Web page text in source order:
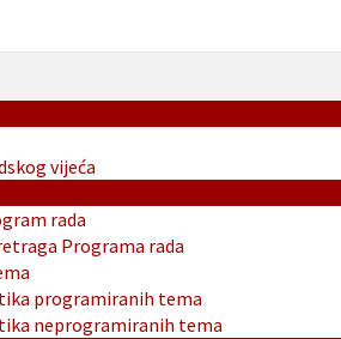
vijeća
rada
Programa rada
programiranih tema
neprogramiranih tema